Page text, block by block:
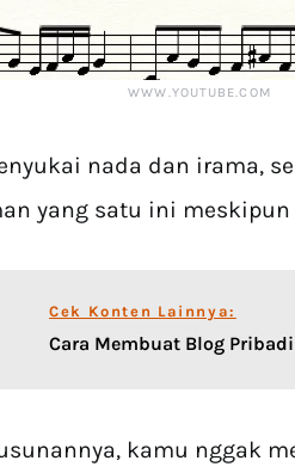
WWW.YOUTUBE.COM
nada dan irama,
yang satu ini
Cek Konten Lainnya:
Cara Membuat Blog
kamu nggak